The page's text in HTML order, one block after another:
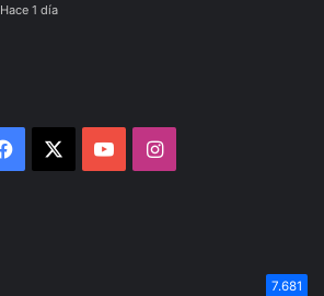
Hace 1 día
Facebook YouTubeInstagram
7.681